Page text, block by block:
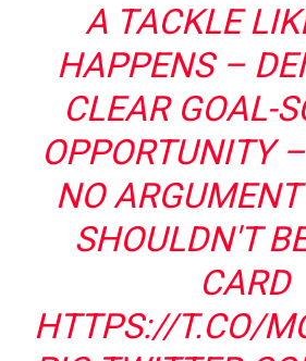
A TACKLE
HAPPENS –
CLEAR GOAL-
OPPORTUNITY
NO
SHOULDN'T
CARD
HTTPS://T.CO/